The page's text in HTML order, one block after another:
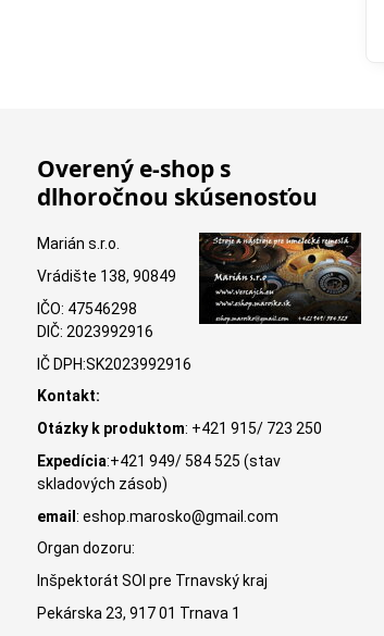
Overený e-shop s
dlhoročnou skúsenosťou
Marián s.r.o.
Vrádište 138, 90849
IČO: 47546298
DIČ: 2023992916
IČ DPH:SK2023992916
Kontakt:
Otázky k produktom: +421 915/ 723 250
Expedícia:+421 949/ 584 525 (stav
skladových zásob)
email : eshop.marosko@gmail.com
Organ dozoru:
Inšpektorát SOI pre Trnavský kraj
Pekárska 23, 917 01 Trnava 1